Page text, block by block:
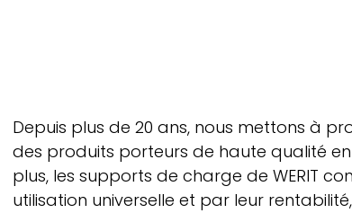
Depuis plus de 20 ans, nous mettons à
des produits porteurs de haute qualité
plus, les supports de charge de WERIT
utilisation universelle et par leur